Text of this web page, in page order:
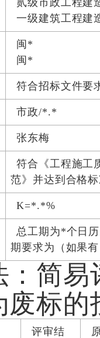
贰级市政工程建
一级建筑工程建
闽 *
闽 *
符合招标文件要
市政/*.*
张东梅
符合《工程施工
范》并达到合格
K=*.*%
总工期为*个日
期要求为（如果
简易
标的
评审结